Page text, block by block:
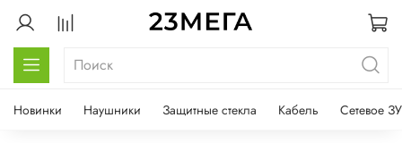
Новинки Наушники Защитные стекла Кабель Сетевое ЗУ